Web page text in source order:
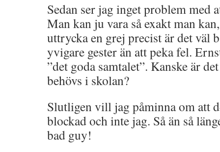
Sedan ser jag inget problem med
Man kan ju vara så exakt man
uttrycka en grej precist är det väl
yvigare gester än att peka fel.
”det goda samtalet”. Kanske är
behövs i skolan?
Slutligen vill jag påminna om att
blockad och inte jag. Så än så
bad guy!